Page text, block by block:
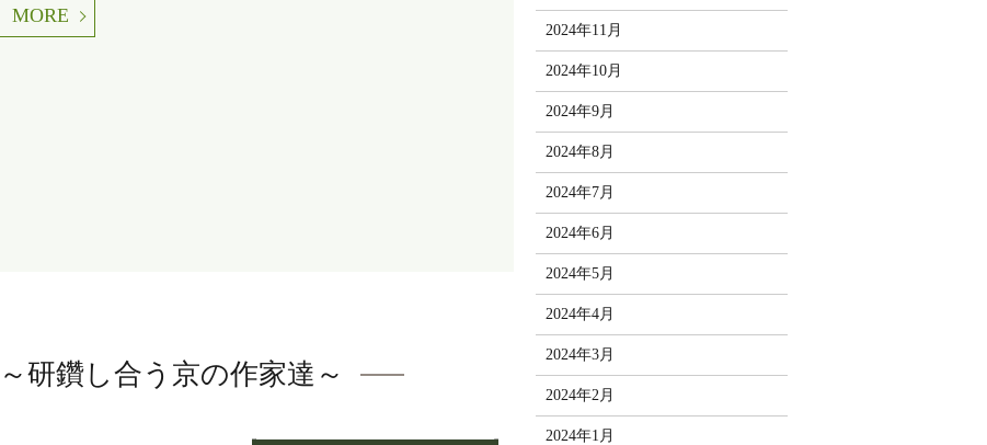
MORE
研鑽し合う京の作家達～
2024年11月
2024年10月
2024年9月
2024年8月
2024年7月
2024年6月
2024年5月
2024年4月
2024年3月
2024年2月
2024年1月